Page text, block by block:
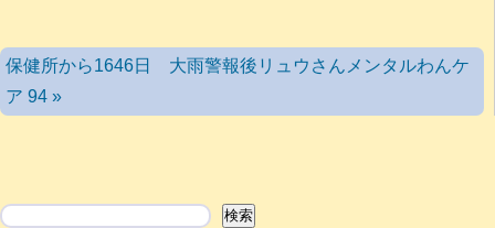
保健所から1646日 大雨警報後リュウさんメンタルわんケ
ア 94 »
検索 検索